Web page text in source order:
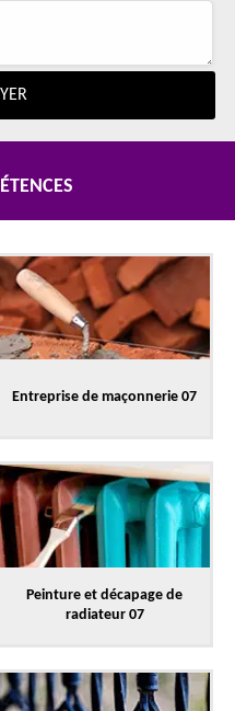
Entreprise de maçonnerie 07
Peinture et décapage de
radiateur 07